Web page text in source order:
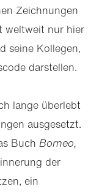
Zeichnungen
weltweit nur hier
seine Kollegen,
darstellen.
lange überlebt
ausgesetzt.
BuchBorneo,
der
ein